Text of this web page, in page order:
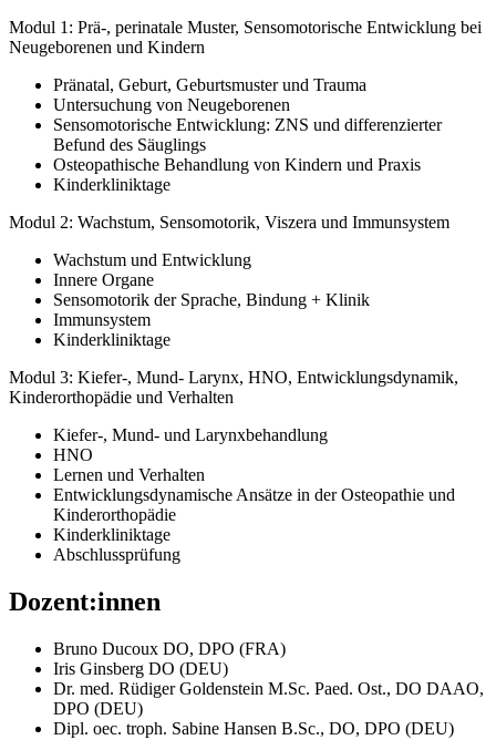
Modul 1: Prä-, perinatale Muster, Sensomotorische Entwicklung bei
Neugeborenen und Kindern
Pränatal, Geburt, Geburtsmuster und Trauma
Untersuchung von Neugeborenen
Sensomotorische Entwicklung: ZNS und differenzierter
Befund des Säuglings
Osteopathische Behandlung von Kindern und Praxis
Kinderkliniktage
Modul 2: Wachstum, Sensomotorik, Viszera und Immunsystem
Wachstum und Entwicklung
Innere Organe
Sensomotorik der Sprache, Bindung + Klinik
Immunsystem
Kinderkliniktage
Modul 3: Kiefer-, Mund- Larynx, HNO, Entwicklungsdynamik,
Kinderorthopädie und Verhalten
Kiefer-, Mund- und Larynxbehandlung
HNO
Lernen und Verhalten
Entwicklungsdynamische Ansätze in der Osteopathie und
Kinderorthopädie
Kinderkliniktage
Abschlussprüfung
Dozent:innen
Bruno Ducoux DO, DPO (FRA)
Iris Ginsberg DO (DEU)
Dr. med. Rüdiger Goldenstein M.Sc. Paed. Ost., DO DAAO,
DPO (DEU)
Dipl. oec. troph. Sabine Hansen B.Sc., DO, DPO (DEU)